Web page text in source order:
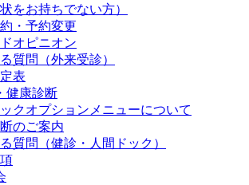
状をお持ちでない方）
・予約変更
オピニオン
質問（外来受診）
表
健康診断
クオプションメニューについて
のご案内
質問（健診・人間ドック）